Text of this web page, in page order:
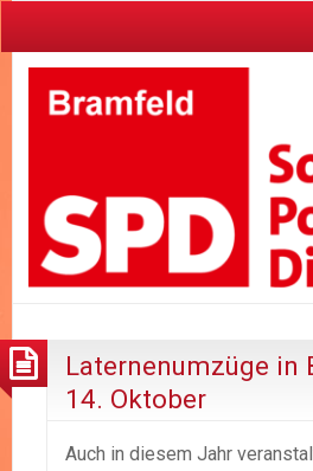
Laternenumzüge in
14. Oktober
Auch in diesem Jahr